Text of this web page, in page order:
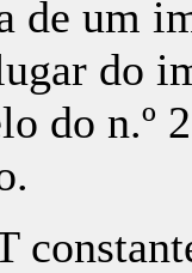
de um
do
do n.º